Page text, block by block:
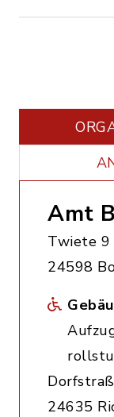
Amt
Twiete 9
24598
24635